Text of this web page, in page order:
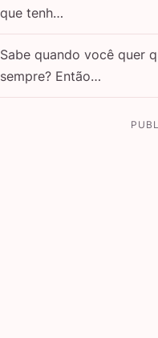
que tenh…
Sabe quando você quer
sempre? Então…